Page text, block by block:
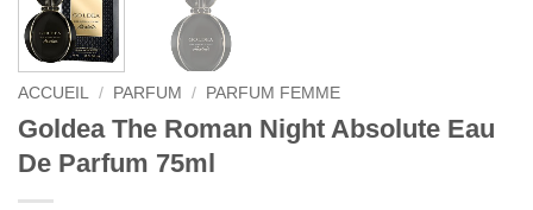
ACCUEIL / PARFUM / PARFUM FEMME
Goldea The Roman Night Absolute Eau
De Parfum 75ml